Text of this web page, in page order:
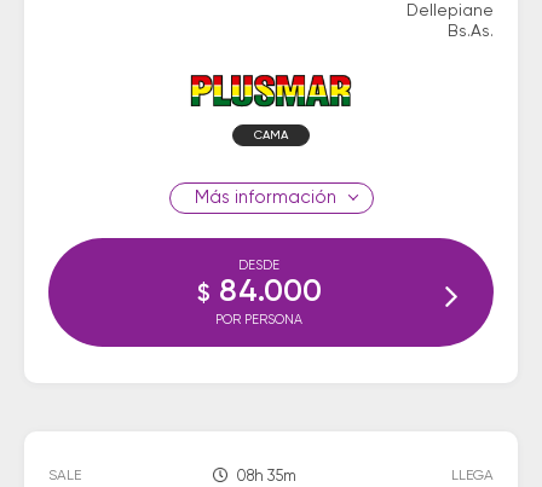
Dellepiane
Bs.As.
CAMA
información
DESDE
$ 84.000
POR PERSONA
SALE 08h 35m LLEGA